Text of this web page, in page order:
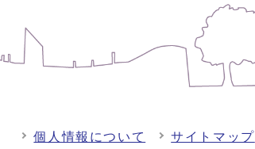
個人情報について サイトマップ